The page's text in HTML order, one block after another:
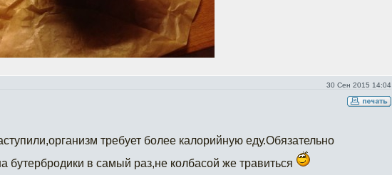
30 Сен 2015 14:04
требует более калорийную еду.Обязательно
бутербродики в самый раз,не колбасой же травиться